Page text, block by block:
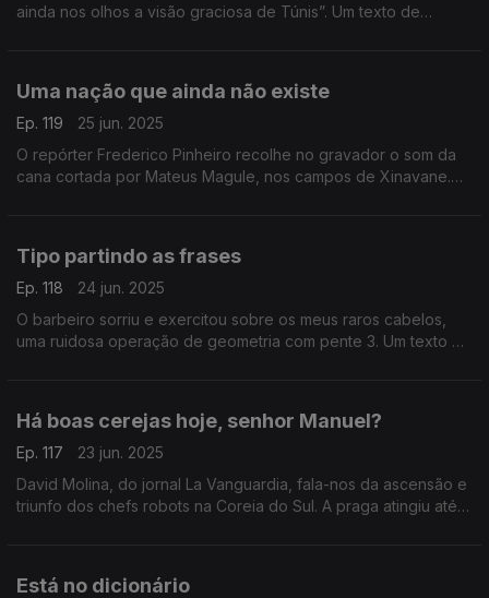
ainda nos olhos a visão graciosa de Túnis”. Um texto de
Uma nação que ainda não existe
Ep. 119
25 jun. 2025
O repórter Frederico Pinheiro recolhe no gravador o som da
cana cortada por Mateus Magule, nos campos de Xinavane.
Tipo partindo as frases
Ep. 118
24 jun. 2025
O barbeiro sorriu e exercitou sobre os meus raros cabelos,
uma ruidosa operação de geometria com pente 3. Um texto de
Há boas cerejas hoje, senhor Manuel?
Ep. 117
23 jun. 2025
David Molina, do jornal La Vanguardia, fala-nos da ascensão e
triunfo dos chefs robots na Coreia do Sul. A praga atingiu até
Está no dicionário